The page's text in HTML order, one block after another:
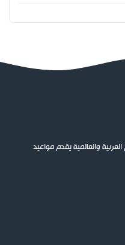
والعالمية يقدم مواعيد